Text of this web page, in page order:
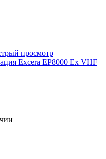
просмотр
Excera EP8000 Ex VHF